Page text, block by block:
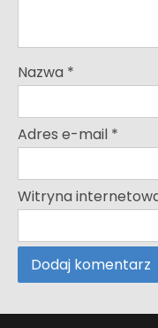
Nazwa *
Adres e-mail *
Witryna